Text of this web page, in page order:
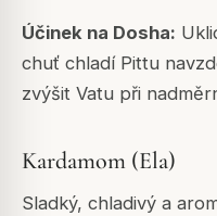
Účinek na Dosha:
chuť chladí Pittu
zvýšit Vatu při
Kardamom (Ela)
Sladký, chladivý a